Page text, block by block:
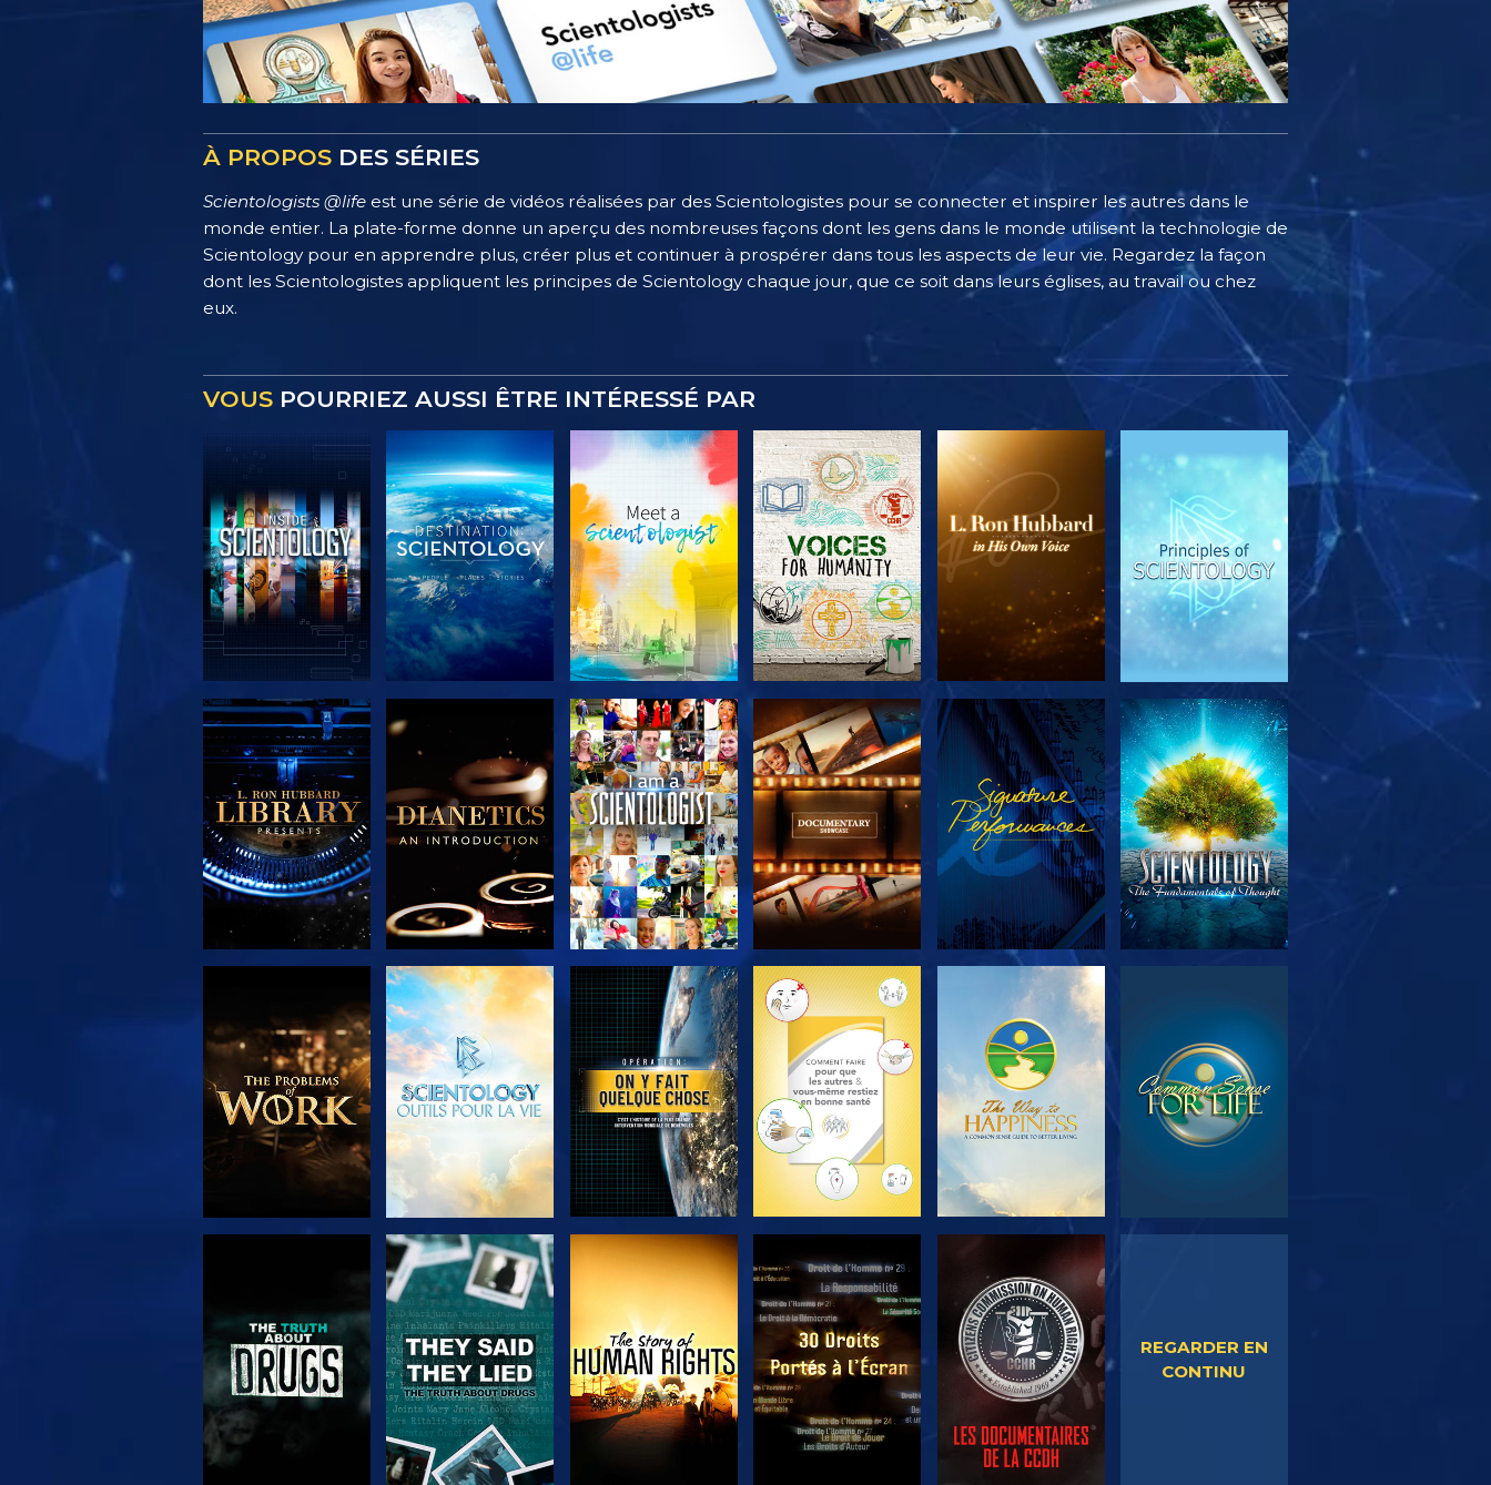
À PROPOS DES SÉRIES
Scientologists @life est une série de vidéos réalisées par des Scientologistes pour se connecter et inspirer les autres dans le
monde entier. La plate-forme donne un aperçu des nombreuses façons dont les gens dans le monde utilisent la technologie de
Scientology pour en apprendre plus, créer plus et continuer à prospérer dans tous les aspects de leur vie. Regardez la façon
dont les Scientologistes appliquent les principes de Scientology chaque jour, que ce soit dans leurs églises, au travail ou chez
eux.
VOUS POURRIEZ AUSSI ÊTRE INTÉRESSÉ PAR
DÉCOUVRIR LES
SÉRIES
DÉCOUVRIR LES
SÉRIES
DÉCOUVRIR LES
SÉRIES
DÉCOUVRIR LES
SÉRIES
DÉCOUVRIR LES
SÉRIES
REGARDER
DÉCOUVRIR LES
SÉRIES
REGARDER
DÉCOUVRIR LES
SÉRIES
DÉCOUVRIR LES
SÉRIES
DÉCOUVRIR LES
SÉRIES
REGARDER REGARDER REGARDER REGARDER
REGARDER EN
CONTINU